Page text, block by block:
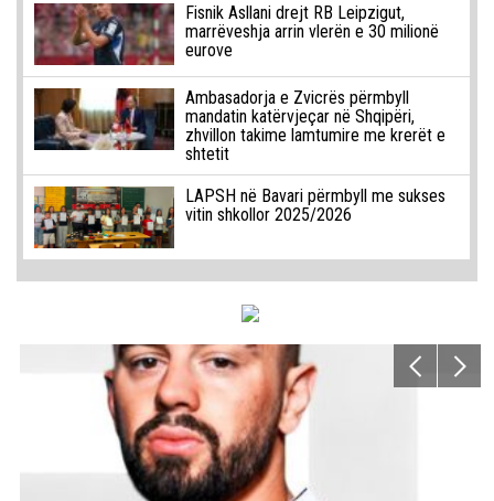
Fisnik Asllani drejt RB Leipzigut,
marrëveshja arrin vlerën e 30 milionë
eurove
Ambasadorja e Zvicrës përmbyll
mandatin katërvjeçar në Shqipëri,
zhvillon takime lamtumire me krerët e
shtetit
LAPSH në Bavari përmbyll me sukses
vitin shkollor 2025/2026